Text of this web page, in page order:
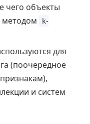
чего объекты
методом k-
для
(поочередное
и систем